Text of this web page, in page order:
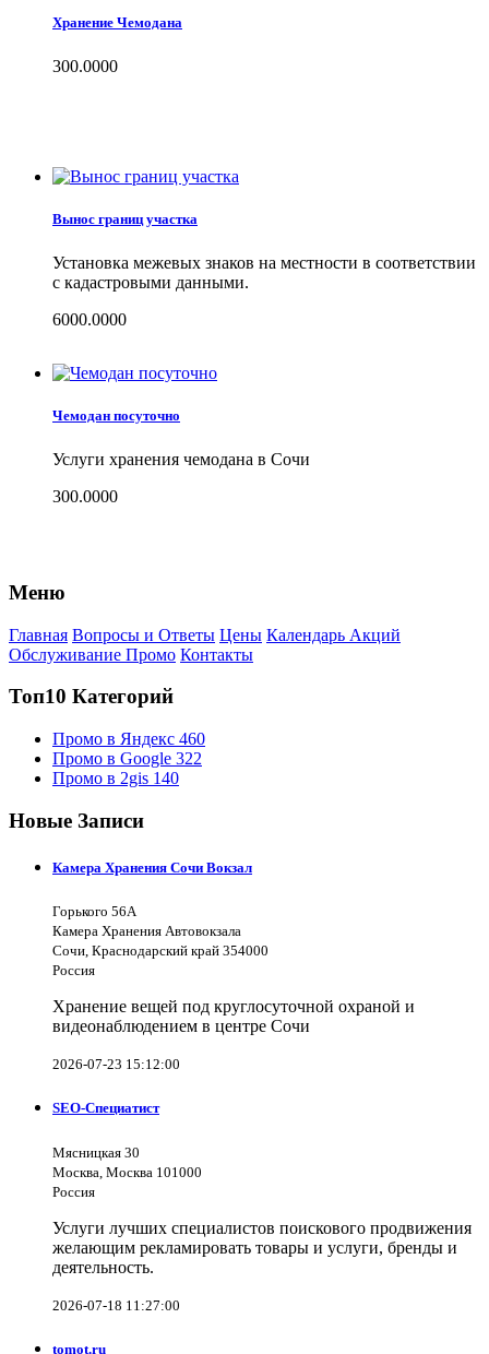
Хранение Чемодана
300.0000
Вынос границ участка
Установка межевых знаков на местности в соответствии
с кадастровыми данными.
6000.0000
Чемодан посуточно
Услуги хранения чемодана в Сочи
300.0000
Меню
Главная Вопросы и Ответы Цены Календарь Акций
Обслуживание Промо Контакты
Топ10 Категорий
Промо в Яндекс 460
Промо в Google 322
Промо в 2gis 140
Новые Записи
Камера Хранения Сочи Вокзал
Горького 56А
Камера Хранения Автовокзала
Сочи, Краснодарский край 354000
Россия
Хранение вещей под круглосуточной охраной и
видеонаблюдением в центре Сочи
2026-07-23 15:12:00
SEO-Специатист
Мясницкая 30
Москва, Москва 101000
Россия
Услуги лучших специалистов поискового продвижения
желающим рекламировать товары и услуги, бренды и
деятельность.
2026-07-18 11:27:00
tomot.ru